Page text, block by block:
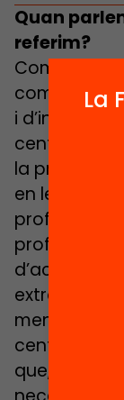
Quan
referim?
Com a
i
centres
la provisió
en les
professorat,
d’acollida i
menjador…
centres
que, per
La